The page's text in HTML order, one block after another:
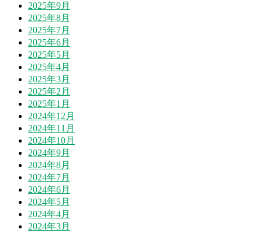
2025年9月
2025年8月
2025年7月
2025年6月
2025年5月
2025年4月
2025年3月
2025年2月
2025年1月
2024年12月
2024年11月
2024年10月
2024年9月
2024年8月
2024年7月
2024年6月
2024年5月
2024年4月
2024年3月